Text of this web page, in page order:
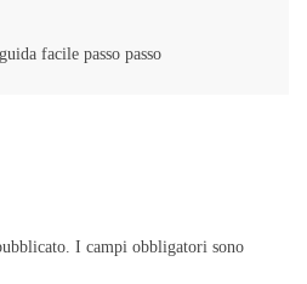
facile passo passo
I campi obbligatori sono